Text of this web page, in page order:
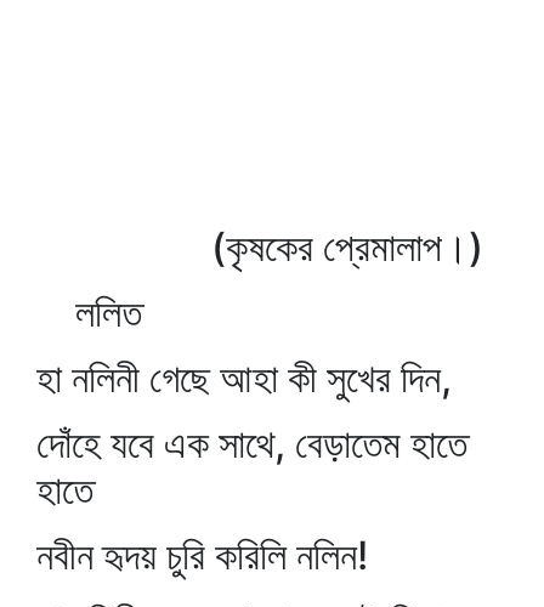
(কৃষকের প্রেমালাপ।)
ললিত
হা নলিনী গেছে আহা কী সুখের দিন,
দোঁহে যবে এক সাথে, বেড়াতেম হাতে
হাতে
নবীন হৃদয় চুরি করিলি নলিন!